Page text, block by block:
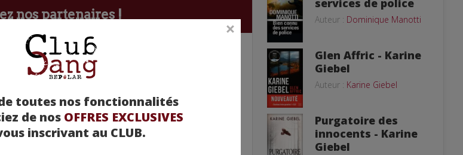
toutes nos fonctionnalités
de nos OFFRES EXCLUSIVES
inscrivant au CLUB.
nos partenaires !
services de police
Auteur : Dominique Manotti
Glen Affric - Karine
Giebel
Auteur : Karine Giebel
Purgatoire des
innocents - Karine
Giebel